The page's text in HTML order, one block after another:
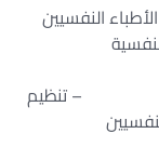
النفسيين
– تنظيم